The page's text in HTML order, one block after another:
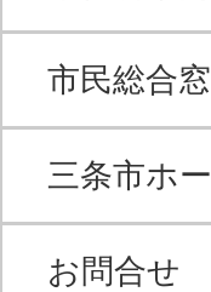
市民総合
三条市ホ
お問合せ